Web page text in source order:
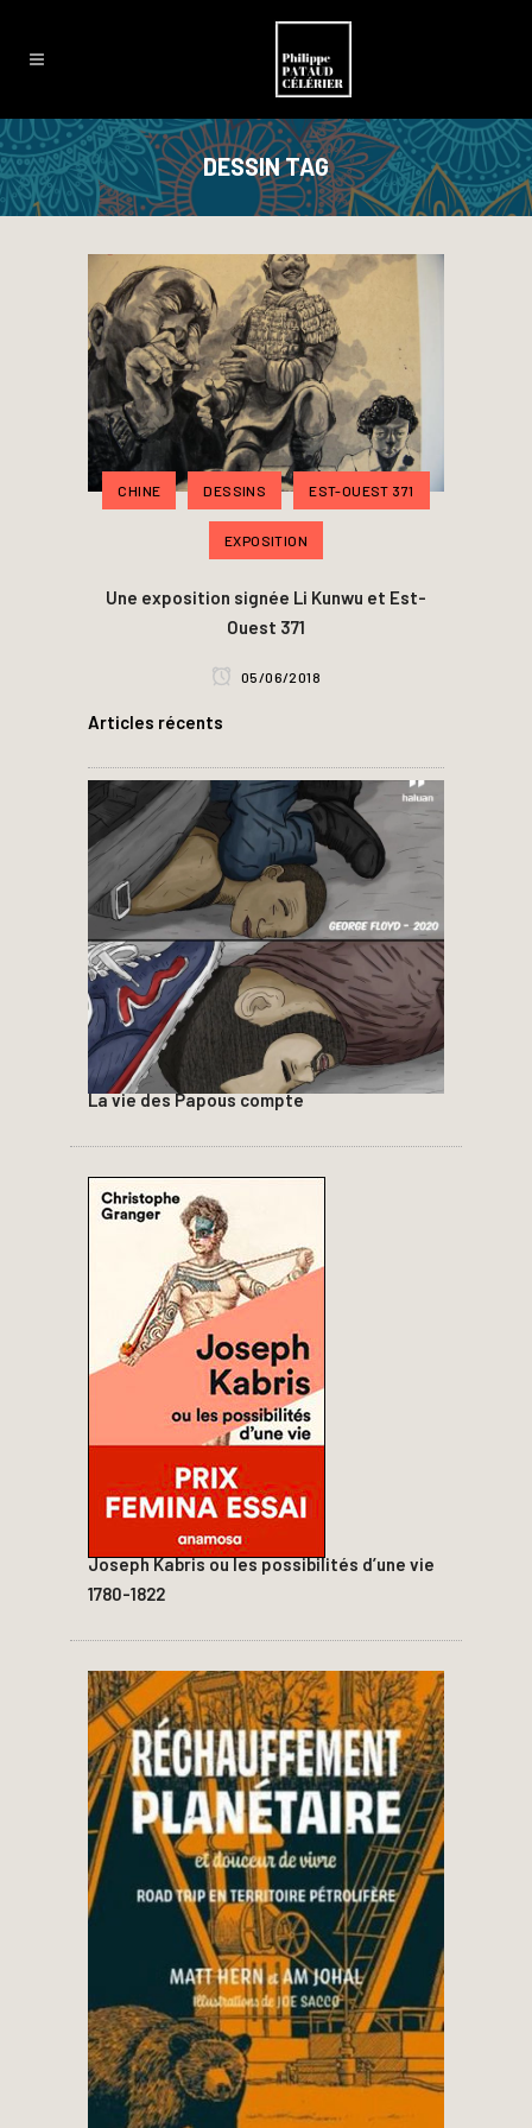
DESSIN TAG
CHINE DESSINS EST-OUEST 371
EXPOSITION
Une exposition signée Li Kunwu et Est-
Ouest 371
05/06/2018
Articles récents
La vie des Papous compte
Joseph Kabris ou les possibilités d’une vie
1780-1822